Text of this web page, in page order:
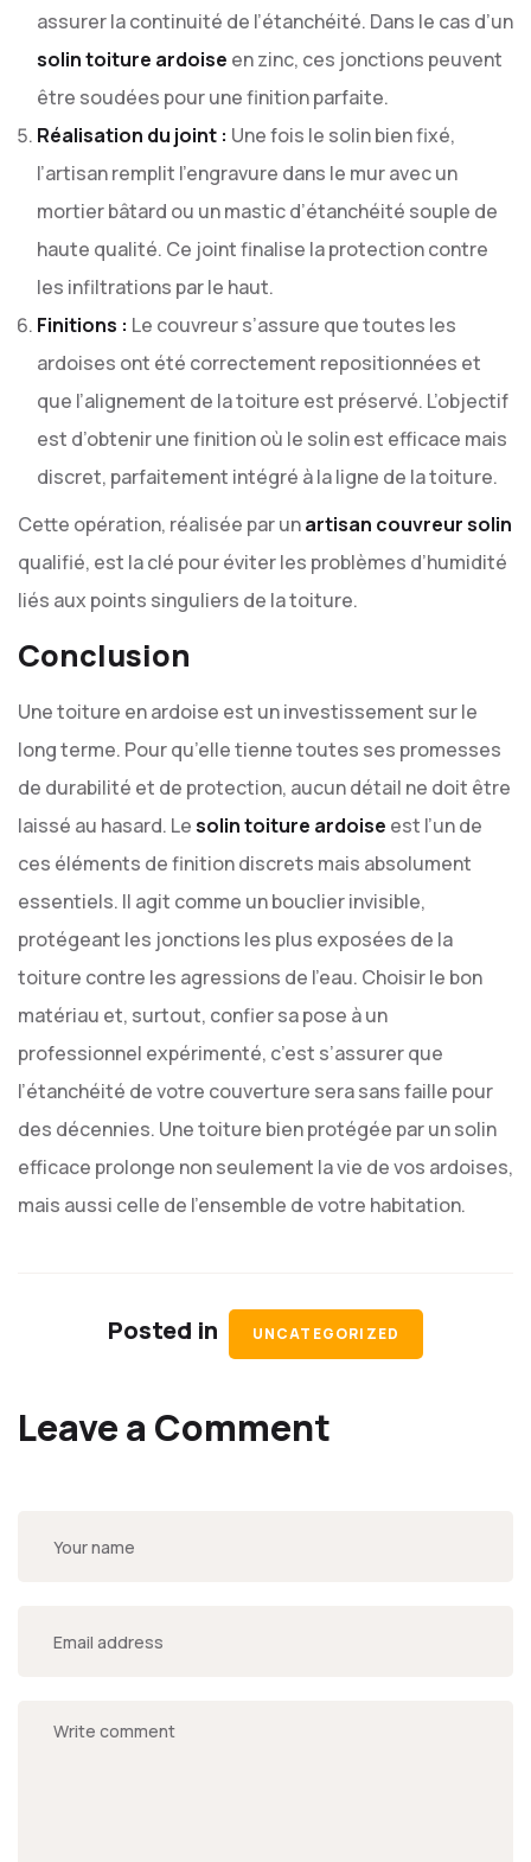
assurer la continuité de l’étanchéité. Dans le cas d’un
solin toiture ardoise en zinc, ces jonctions peuvent
être soudées pour une finition parfaite.
Réalisation du joint : Une fois le solin bien fixé,
l’artisan remplit l’engravure dans le mur avec un
mortier bâtard ou un mastic d’étanchéité souple de
haute qualité. Ce joint finalise la protection contre
les infiltrations par le haut.
Finitions : Le couvreur s’assure que toutes les
ardoises ont été correctement repositionnées et
que l’alignement de la toiture est préservé. L’objectif
est d’obtenir une finition où le solin est efficace mais
discret, parfaitement intégré à la ligne de la toiture.
Cette opération, réalisée par unartisan couvreur solin
qualifié, est la clé pour éviter les problèmes d’humidité
liés aux points singuliers de la toiture.
Conclusion
Une toiture en ardoise est un investissement sur le
long terme. Pour qu’elle tienne toutes ses promesses
de durabilité et de protection, aucun détail ne doit être
laissé au hasard. Lesolin toiture ardoise est l’un de
ces éléments de finition discrets mais absolument
essentiels. Il agit comme un bouclier invisible,
protégeant les jonctions les plus exposées de la
toiture contre les agressions de l’eau. Choisir le bon
matériau et, surtout, confier sa pose à un
professionnel expérimenté, c’est s’assurer que
l’étanchéité de votre couverture sera sans faille pour
des décennies. Une toiture bien protégée par un solin
efficace prolonge non seulement la vie de vos ardoises,
mais aussi celle de l’ensemble de votre habitation.
Posted in UNCATEGORIZED
Leave a Comment